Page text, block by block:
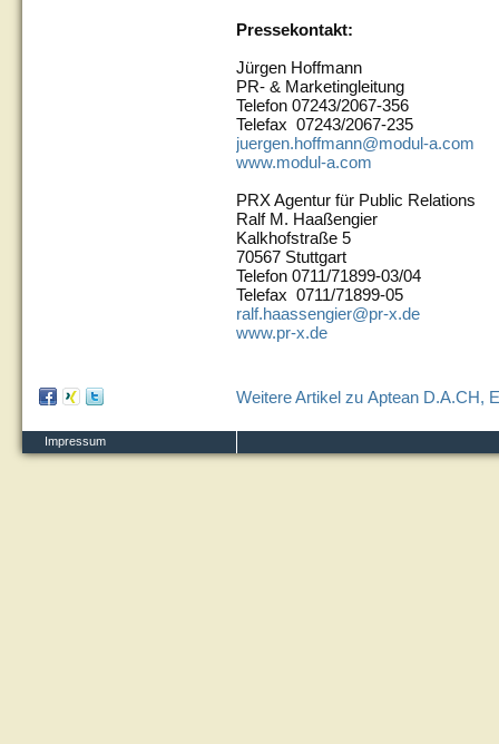
Pressekontakt:
Jürgen Hoffmann
PR- & Marketingleitung
Telefon 07243/2067-356
Telefax 07243/2067-235
juergen.hoffmann@modul-a.com
www.modul-a.com
PRX Agentur für Public Relations
Ralf M. Haaßengier
Kalkhofstraße 5
70567 Stuttgart
Telefon 0711/71899-03/04
Telefax 0711/71899-05
ralf.haassengier@pr-x.de
www.pr-x.de
Weitere Artikel zu Aptean D.A.CH,
Impressum